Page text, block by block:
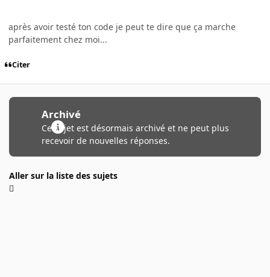
après avoir testé ton code je peut te dire que ça marche
parfaitement chez moi...
Citer
Archivé
Ce sujet est désormais archivé et ne peut plus
recevoir de nouvelles réponses.
Aller sur la liste des sujets